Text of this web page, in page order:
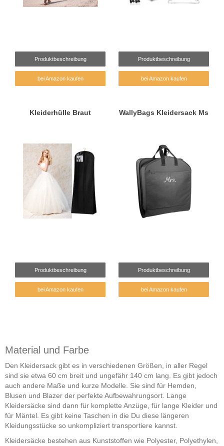
Produktbeschreibung
bei Amazon kaufen
Produktbeschreibung
bei Amazon kaufen
Kleiderhülle Braut
Produktbeschreibung
bei Amazon kaufen
WallyBags Kleidersack Ms
Produktbeschreibung
bei Amazon kaufen
Material und Farbe
Den Kleidersack gibt es in verschiedenen Größen, in aller Regel
sind sie etwa 60 cm breit und ungefähr 140 cm lang. Es gibt jedoch
auch andere Maße und kurze Modelle. Sie sind für Hemden,
Blusen und Blazer der perfekte Aufbewahrungsort. Lange
Kleidersäcke sind dann für komplette Anzüge, für lange Kleider und
für Mäntel. Es gibt keine Taschen in die Du diese längeren
Kleidungsstücke so unkompliziert transportiere kannst.
Kleidersäcke bestehen aus Kunststoffen wie Polyester, Polyethylen,